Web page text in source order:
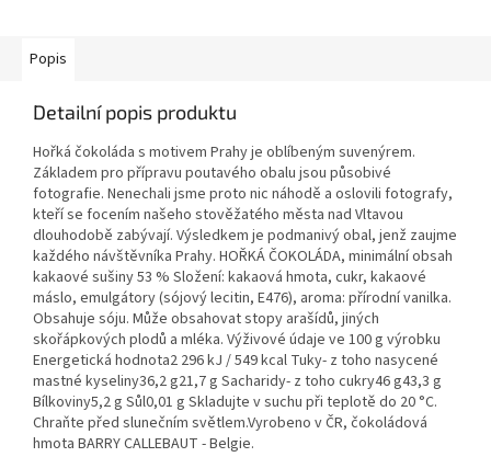
Popis
Detailní popis produktu
Hořká čokoláda s motivem Prahy je oblíbeným suvenýrem.
Základem pro přípravu poutavého obalu jsou působivé
fotografie. Nenechali jsme proto nic náhodě a oslovili fotografy,
kteří se focením našeho stověžatého města nad Vltavou
dlouhodobě zabývají. Výsledkem je podmanivý obal, jenž zaujme
každého návštěvníka Prahy. HOŘKÁ ČOKOLÁDA, minimální obsah
kakaové sušiny 53 % Složení: kakaová hmota, cukr, kakaové
máslo, emulgátory (sójový lecitin, E476), aroma: přírodní vanilka.
Obsahuje sóju. Může obsahovat stopy arašídů, jiných
skořápkových plodů a mléka. Výživové údaje ve 100 g výrobku
Energetická hodnota2 296 kJ / 549 kcal Tuky- z toho nasycené
mastné kyseliny36,2 g21,7 g Sacharidy- z toho cukry46 g43,3 g
Bílkoviny5,2 g Sůl0,01 g Skladujte v suchu při teplotě do 20 °C.
Chraňte před slunečním světlem.Vyrobeno v ČR, čokoládová
hmota BARRY CALLEBAUT - Belgie.